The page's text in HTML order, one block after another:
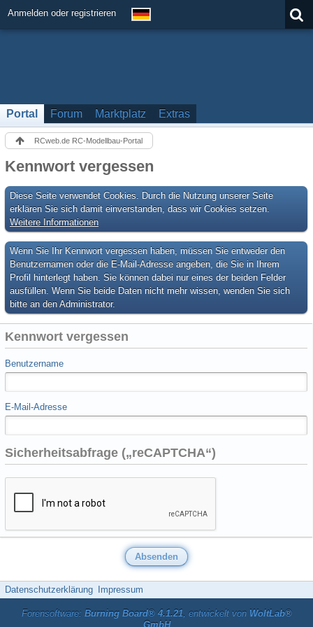
Anmelden oder registrieren
Portal Forum Marktplatz Extras
RCweb.de RC-Modellbau-Portal
Kennwort vergessen
Diese Seite verwendet Cookies. Durch die Nutzung unserer Seite
erklären Sie sich damit einverstanden, dass wir Cookies setzen.
Weitere Informationen
Wenn Sie Ihr Kennwort vergessen haben, müssen Sie entweder den
Benutzernamen oder die E-Mail-Adresse angeben, die Sie in Ihrem
Profil hinterlegt haben. Sie können dabei nur eines der beiden Felder
ausfüllen. Wenn Sie beide Daten nicht mehr wissen, wenden Sie sich
bitte an den Administrator.
Kennwort vergessen
Benutzername
E-Mail-Adresse
Sicherheitsabfrage („reCAPTCHA“)
Datenschutzerklärung Impressum
Forensoftware: Burning Board® 4.1.21, entwickelt von WoltLab®
GmbH